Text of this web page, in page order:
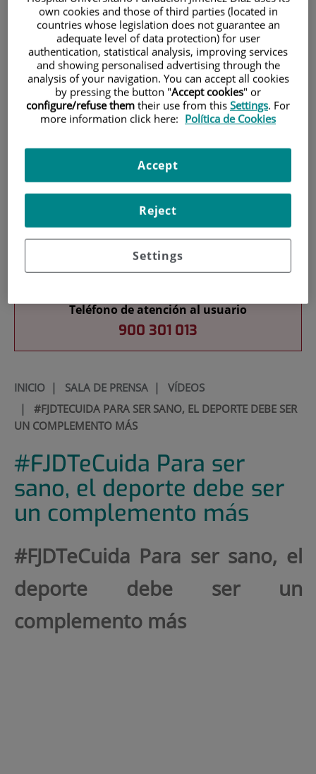
Investigación
Docencia
Teléfono de atención al usuario
900 301 013
INICIO| SALA DE PRENSA| VÍDEOS
| #FJDTECUIDA PARA SER SANO, EL DEPORTE DEBE SER
UN COMPLEMENTO MÁS
#FJDTeCuida Para ser
sano, el deporte debe ser
un complemento más
#FJDTeCuida Para ser sano, el
deporte debe ser un
complemento más
own cookies and those of third parties (located in
countries whose legislation does not guarantee an
adequate level of data protection) for user
authentication, statistical analysis, improving services
and showing personalised advertising through the
analysis of your navigation. You can accept all cookies
by pressing the button "Accept cookies" or
configure/refuse them their use from this Settings. For
more information click here: Política de Cookies
Settings
Reject
Accept